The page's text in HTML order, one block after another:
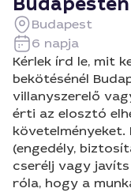
Budapest
6 napja
Kérlek írd le, mit
bekötésénél
villanyszerelő
érti az elosztó
(engedély,
cserélj vagy
róla, hogy a